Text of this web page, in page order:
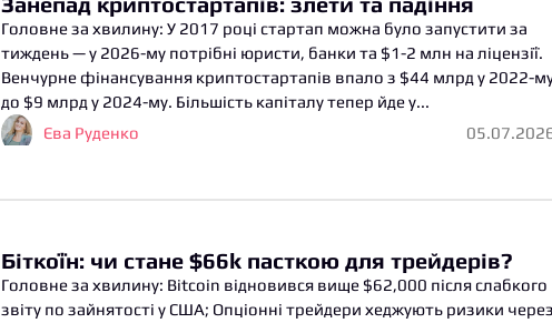
Головне за хвилину: У 2017 році стартап можна було запустити за
тиждень — у 2026-му потрібні юристи, банки та $1-2 млн на ліцензії.
Венчурне фінансування криптостартапів впало з $44 млрд у 2022-
до $9 млрд у 2024-му. Більшість капіталу тепер йде у...
Єва Руденко
Біткоїн: чи стане $66k пасткою для трейдерів?
Головне за хвилину: Bitcoin відновився вище $62,000 після слабкого
звіту по зайнятості у США; Опціонні трейдери хеджують ризики